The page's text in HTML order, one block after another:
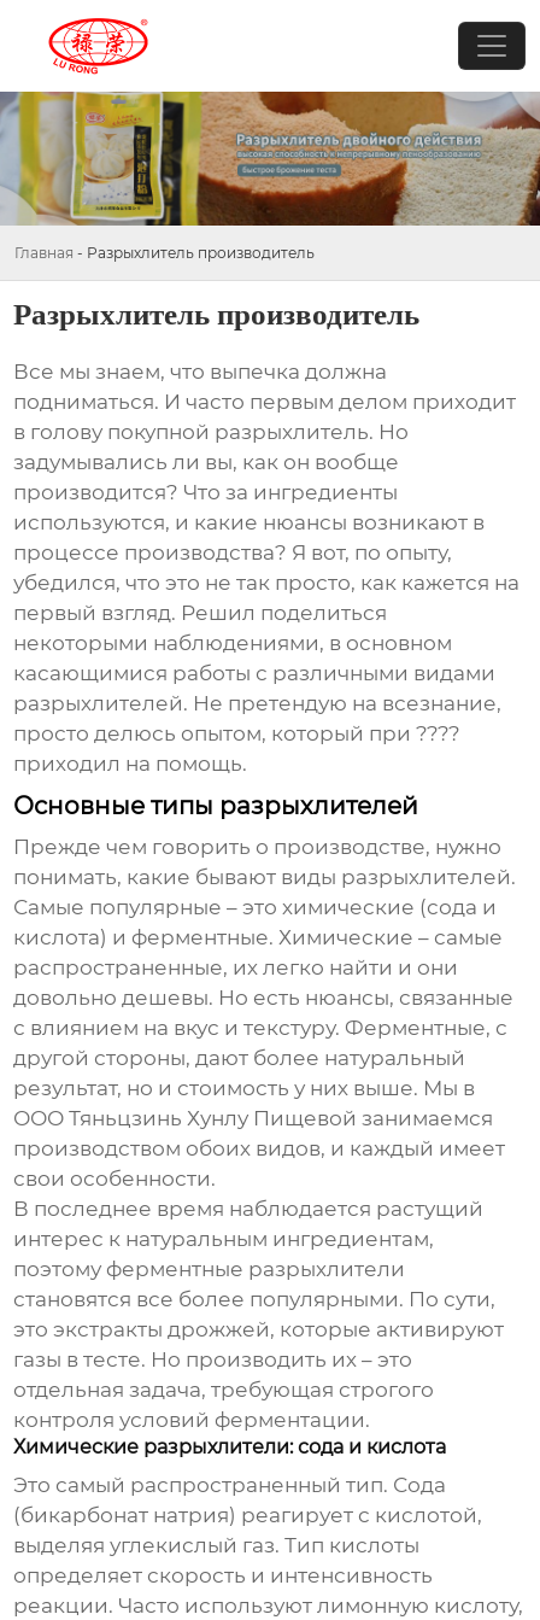
Главная - Разрыхлитель производитель
Разрыхлитель производитель
Все мы знаем, что выпечка должна
подниматься. И часто первым делом приходит
в голову покупной разрыхлитель. Но
задумывались ли вы, как он вообще
производится? Что за ингредиенты
используются, и какие нюансы возникают в
процессе производства? Я вот, по опыту,
убедился, что это не так просто, как кажется на
первый взгляд. Решил поделиться
некоторыми наблюдениями, в основном
касающимися работы с различными видами
разрыхлителей. Не претендую на всезнание,
просто делюсь опытом, который при ????
приходил на помощь.
Основные типы разрыхлителей
Прежде чем говорить о производстве, нужно
понимать, какие бывают виды разрыхлителей.
Самые популярные – это химические (сода и
кислота) и ферментные. Химические – самые
распространенные, их легко найти и они
довольно дешевы. Но есть нюансы, связанные
с влиянием на вкус и текстуру. Ферментные, с
другой стороны, дают более натуральный
результат, но и стоимость у них выше. Мы в
ООО Тяньцзинь Хунлу Пищевой занимаемся
производством обоих видов, и каждый имеет
свои особенности.
В последнее время наблюдается растущий
интерес к натуральным ингредиентам,
поэтому ферментные разрыхлители
становятся все более популярными. По сути,
это экстракты дрожжей, которые активируют
газы в тесте. Но производить их – это
отдельная задача, требующая строгого
контроля условий ферментации.
Химические разрыхлители: сода и кислота
Это самый распространенный тип. Сода
(бикарбонат натрия) реагирует с кислотой,
выделяя углекислый газ. Тип кислоты
определяет скорость и интенсивность
реакции. Часто используют лимонную кислоту,